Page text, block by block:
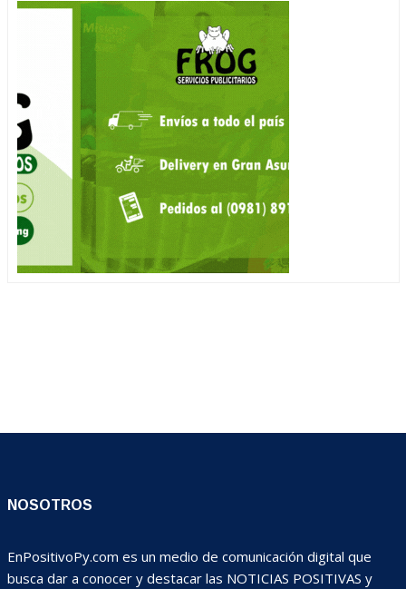
NOSOTROS
EnPositivoPy.com es un medio de comunicación digital que
busca dar a conocer y destacar las NOTICIAS POSITIVAS y